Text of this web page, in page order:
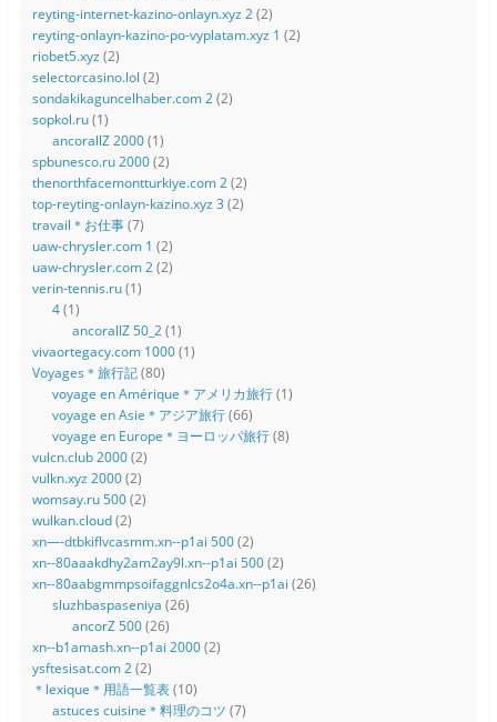
reyting-internet-kazino-onlayn.xyz 2(2)
reyting-onlayn-kazino-po-vyplatam.xyz 1 (2)
riobet5.xyz (2)
selectorcasino.lol (2)
sondakikaguncelhaber.com 2(2)
sopkol.ru(1)
ancorallZ 2000(1)
spbunesco.ru 2000(2)
thenorthfacemontturkiye.com 2(2)
top-reyting-onlayn-kazino.xyz 3 (2)
travail＊お仕事(7)
uaw-chrysler.com 1 (2)
uaw-chrysler.com 2(2)
verin-tennis.ru(1)
4(1)
ancorallZ 50_2(1)
vivaortegacy.com 1000(1)
Voyages＊旅行記(80)
voyage en Amérique＊アメリカ旅行(1)
voyage en Asie＊アジア旅行(66)
voyage en Europe＊ヨーロッパ旅行(8)
vulcn.club 2000(2)
vulkn.xyz 2000(2)
womsay.ru 500(2)
wulkan.cloud(2)
xn—-dtbkiflvcasmm.xn--p1ai 500(2)
xn--80aaakdhy2am2ay9l.xn--p1ai 500(2)
xn--80aabgmmpsoifaggnlcs2o4a.xn--p1ai (26)
sluzhbaspaseniya (26)
ancorZ 500(26)
xn--b1amash.xn--p1ai 2000(2)
ysftesisat.com 2(2)
＊lexique＊用語一覧表(10)
astuces cuisine＊料理のコツ (7)